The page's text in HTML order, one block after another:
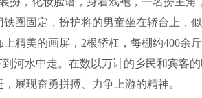
圈固定，扮护将的男童坐在轿台上，
精美的画屏，2根轿杠，每棚约400余
河水中走。在数以万计的乡民和宾客
展现奋勇拼搏、力争上游的精神。